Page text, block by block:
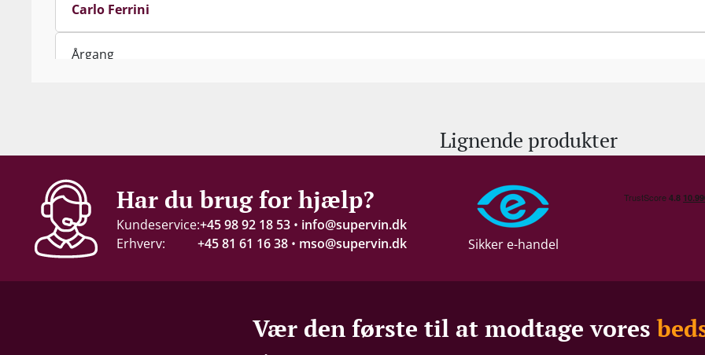
op med Alberelli di Giodos elegante hvidvin på
sig mellem Riesling og Chablis.
Carlo Ferrini
Årgang
Alkohol-%
14 %
Servering
Lignende produkter
Har du brug for hjælp?
Kundeservice:+45 98 92 18 53 • info@supervin.dk
Erhverv:
+45 81 61 16 38 • mso@supervin.dk Sikker e-handel
Vær den første til at modtage vores